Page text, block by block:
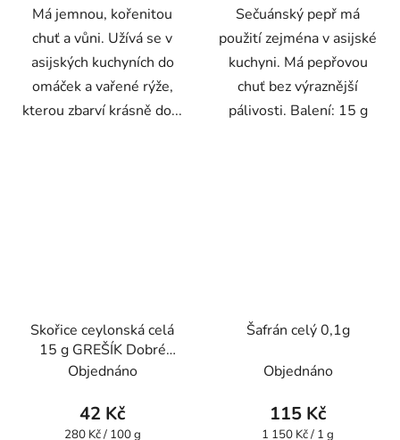
Má jemnou, kořenitou
chuť a vůni. Užívá se v
asijských kuchyních do
omáček a vařené rýže,
kterou zbarví krásně do...
Sečuánský pepř má
použití zejména v asijské
kuchyni. Má pepřovou
chuť bez výraznější
pálivosti. Balení: 15 g
Skořice ceylonská celá
15 g GREŠÍK Dobré
koření
Objednáno
42 Kč
Měrná
280 Kč / 100 g
Šafrán celý 0,1g
Objednáno
115 Kč
Měrná
1 150 Kč / 1 g